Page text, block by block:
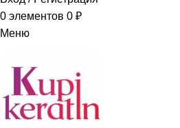
0 элементов 0 ₽
Меню